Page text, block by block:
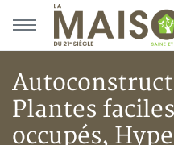
Aller au menu principal
Aller au contenu principal
Plantes
occupés,